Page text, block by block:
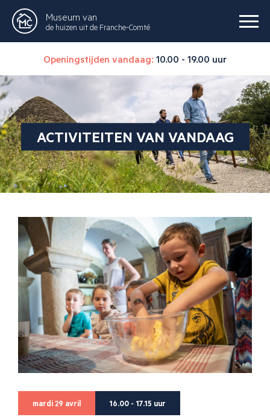
Museum van
de huizen uit de Franche-Comté
Openingstijden vandaag: 10.00 - 19.00 uur
ACTIVITEITEN VAN VANDAAG
mardi 29 avril 16.00 - 17.15 uur